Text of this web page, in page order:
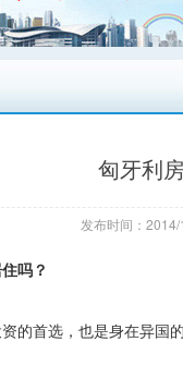
匈牙利
发布时间：
吗？
的首选，也是身在异国